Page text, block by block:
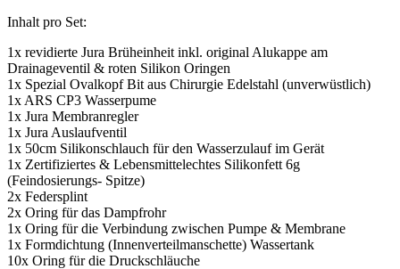
Inhalt pro Set:
1x revidierte Jura Brüheinheit inkl. original Alukappe am
Drainageventil & roten Silikon Oringen
1x Spezial Ovalkopf Bit aus Chirurgie Edelstahl (unverwüstlich)
1x ARS CP3 Wasserpume
1x Jura Membranregler
1x Jura Auslaufventil
1x 50cm Silikonschlauch für den Wasserzulauf im Gerät
1x Zertifiziertes & Lebensmittelechtes Silikonfett 6g
(Feindosierungs- Spitze)
2x Federsplint
2x Oring für das Dampfrohr
1x Oring für die Verbindung zwischen Pumpe & Membrane
1x Formdichtung (Innenverteilmanschette) Wassertank
10x Oring für die Druckschläuche